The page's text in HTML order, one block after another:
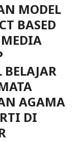
MODEL
BASED
AGAMA
DI